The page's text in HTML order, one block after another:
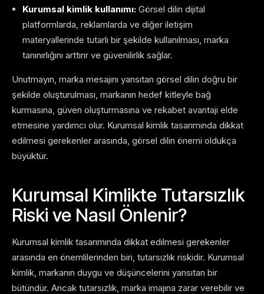
Kurumsal kimlik kullanımı: Görsel dilin dijital
platformlarda, reklamlarda ve diğer iletişim
materyallerinde tutarlı bir şekilde kullanılması, marka
tanınırlığını arttırır ve güvenilirlik sağlar.
Unutmayın, marka mesajını yansıtan görsel dilin doğru bir
şekilde oluşturulması, markanın hedef kitleyle bağ
kurmasına, güven oluşturmasına ve rekabet avantajı elde
etmesine yardımcı olur. Kurumsal kimlik tasarımında dikkat
edilmesi gerekenler arasında, görsel dilin önemi oldukça
büyüktür.
Kurumsal Kimlikte Tutarsızlık
Riski ve Nasıl Önlenir?
Kurumsal kimlik tasarımında dikkat edilmesi gerekenler
arasında en önemlilerinden biri, tutarsızlık riskidir. Kurumsal
kimlik, markanın duygu ve düşüncelerini yansıtan bir
bütündür. Ancak tutarsızlık, marka imajına zarar verebilir ve